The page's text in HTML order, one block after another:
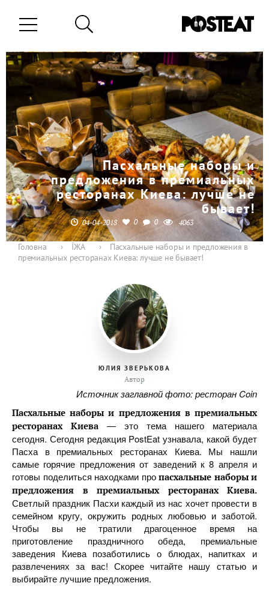
Пасхальные наборы и
предложения в премиальных
ресторанах Киева: лучше не
бывает!
04-04-2018 0 0 4063
Головна › ЇЖА ›
Пасхальные наборы и предложения в
премиальных ресторанах Киева: лучше не бывает!
ЮЛИЯ ЗВЕРЬКОВА
Автор
Источник заглавной фото: ресторан Coin
Пасхальные наборы и предложения в премиальных
ресторанах Киева— это тема нашего материала
сегодня. Сегодня редакция PostEat узнавала, какой будет
Пасха в премиальных ресторанах Киева. Мы нашли
самые горячие предложения от заведений к 8 апреля и
готовы поделиться находками про пасхальные наборы и
предложения в премиальных ресторанах Киева.
Светлый праздник Пасхи каждый из нас хочет провести в
семейном кругу, окружить родных любовью и заботой.
Чтобы вы не тратили драгоценное время на
приготовление праздничного обеда, премиальные
заведения Киева позаботились о блюдах, напитках и
развлечениях за вас! Скорее читайте нашу статью и
выбирайте лучшие предложения.